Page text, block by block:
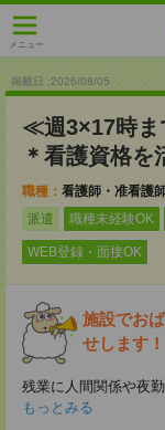
メニュー
掲載日 :2026/08/05
≪週3×17時ま
＊看護資格を
職種： 看護師・准看護
派遣
職種未経験OK
WEB登録・面接OK
施設でお
せします！
残業に人間関係や夜
もっとみる